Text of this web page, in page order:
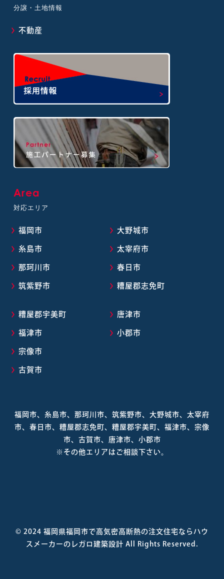
分譲・土地情報
不動産
Area
対応エリア
福岡市
糸島市
那珂川市
筑紫野市
大野城市
太宰府市
春日市
糟屋郡志免町
糟屋郡宇美町
福津市
宗像市
古賀市
唐津市
小郡市
福岡市、糸島市、那珂川市、筑紫野市、大野城市、太宰府
市、春日市、糟屋郡志免町、糟屋郡宇美町、福津市、宗像
市、古賀市、唐津市、小郡市
※その他エリアはご相談下さい。
© 2024 福岡県福岡市で高気密高断熱の注文住宅ならハウ
スメーカーのレガロ建築設計 All Rights Reserved.